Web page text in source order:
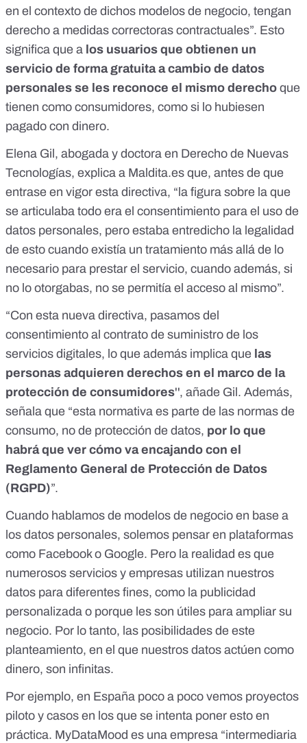
en el contexto de dichos modelos de negocio, tengan
derecho a medidas correctoras contractuales”. Esto
significa que a los usuarios que obtienen un
servicio de forma gratuita a cambio de datos
personales se les reconoce el mismo derecho que
tienen como consumidores, como si lo hubiesen
pagado con dinero.
Elena Gil, abogada y doctora en Derecho de Nuevas
Tecnologías, explica a Maldita.es que, antes de que
entrase en vigor esta directiva, “la figura sobre la que
se articulaba todo era el consentimiento para el uso de
datos personales, pero estaba entredicho la legalidad
de esto cuando existía un tratamiento más allá de lo
necesario para prestar el servicio, cuando además, si
no lo otorgabas, no se permitía el acceso al mismo”.
“Con esta nueva directiva, pasamos del
consentimiento al contrato de suministro de los
servicios digitales, lo que además implica que las
personas adquieren derechos en el marco de la
protección de consumidores'', añade Gil. Además,
señala que “esta normativa es parte de las normas de
consumo, no de protección de datos, por lo que
habrá que ver cómo va encajando con el
Reglamento General de Protección de Datos
(RGPD)”.
Cuando hablamos de modelos de negocio en base a
los datos personales, solemos pensar en plataformas
como Facebook o Google. Pero la realidad es que
numerosos servicios y empresas utilizan nuestros
datos para diferentes fines, como la publicidad
personalizada o porque les son útiles para ampliar su
negocio. Por lo tanto, las posibilidades de este
planteamiento, en el que nuestros datos actúen como
dinero, son infinitas.
Por ejemplo, en España poco a poco vemos proyectos
piloto y casos en los que se intenta poner esto en
práctica. MyDataMood es una empresa “intermediaria